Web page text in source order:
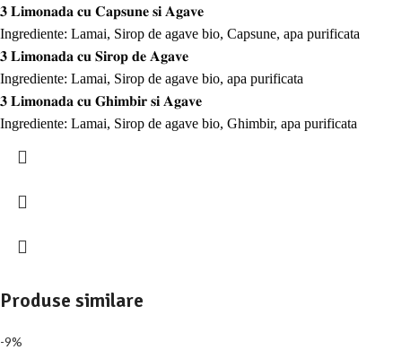
𝟑 𝐋𝐢𝐦𝐨𝐧𝐚𝐝𝐚 𝐜𝐮 𝐂𝐚𝐩𝐬𝐮𝐧𝐞 𝐬𝐢 𝐀𝐠𝐚𝐯𝐞
Ingrediente: Lamai, Sirop de agave bio, Capsune, apa purificata
𝟑 𝐋𝐢𝐦𝐨𝐧𝐚𝐝𝐚 𝐜𝐮 𝐒𝐢𝐫𝐨𝐩 𝐝𝐞 𝐀𝐠𝐚𝐯𝐞
Ingrediente: Lamai, Sirop de agave bio, apa purificata
𝟑 𝐋𝐢𝐦𝐨𝐧𝐚𝐝𝐚 𝐜𝐮 𝐆𝐡𝐢𝐦𝐛𝐢𝐫 𝐬𝐢 𝐀𝐠𝐚𝐯𝐞
Ingrediente: Lamai, Sirop de agave bio, Ghimbir, apa purificata
Produse similare
-9%